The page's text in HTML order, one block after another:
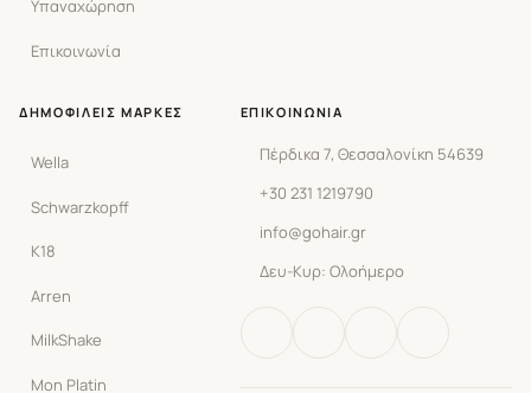
Υπαναχώρηση
Επικοινωνία
ΔΗΜΟΦΙΛΕΊΣ ΜΆΡΚΕΣ
Wella
Schwarzkopff
K18
Arren
MilkShake
Mon Platin
ΕΠΙΚΟΙΝΩΝΊΑ
Πέρδικα 7, Θεσσαλονίκη 54639
+30 231 1219790
info@gohair.gr
Δευ-Κυρ: Ολοήμερο